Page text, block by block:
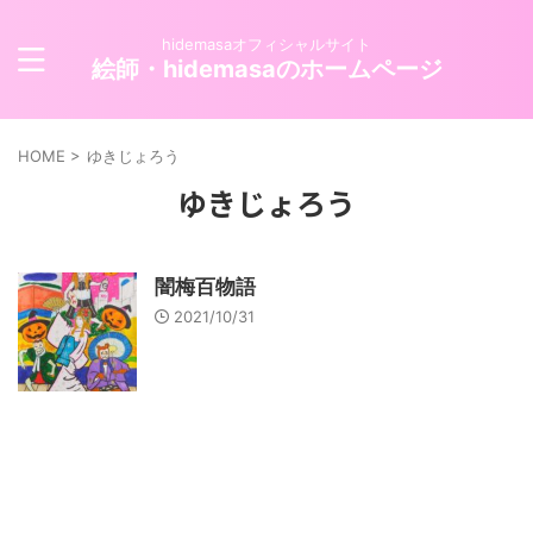
hidemasaオフィシャルサイト
絵師・hidemasaのホームページ
HOME > ゆきじょろう
ゆきじょろう
闇梅百物語
2021/10/31